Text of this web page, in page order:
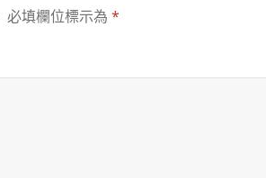
必填欄位標示為*